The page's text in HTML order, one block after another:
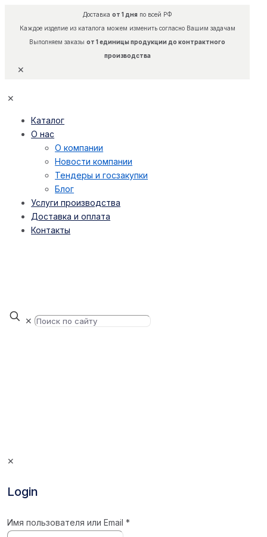
Доставка от 1 дняпо всей РФ
Каждое изделие из каталога можем изменить согласно Вашим задачам
Выполняем заказы от 1 единицы продукции до контрактного
производства
✕
✕
Каталог
О нас
О компании
Новости компании
Тендеры и госзакупки
Блог
Услуги производства
Доставка и оплата
Контакты
✕
✕
Login
Имя пользователя или Email*